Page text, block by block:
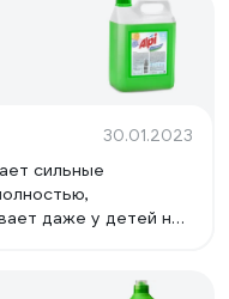
30.01.2023
сильные
даже у детей не